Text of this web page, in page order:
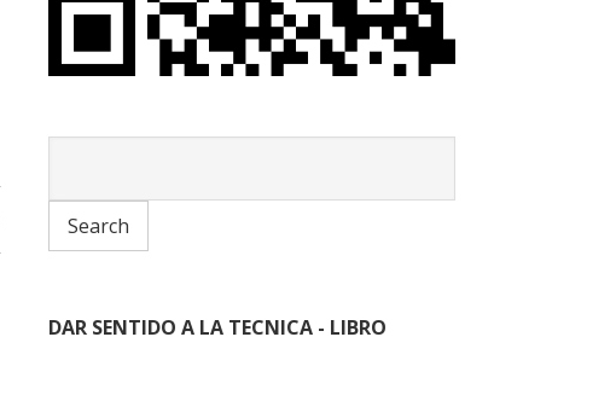
DAR SENTIDO A LA TECNICA - LIBRO